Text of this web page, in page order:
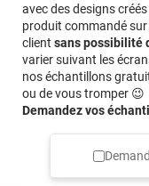
avec des designs
produit commandé
client sans possibilité
varier suivant les
nos échantillons
ou de vous tromper 😉
Demandez vos